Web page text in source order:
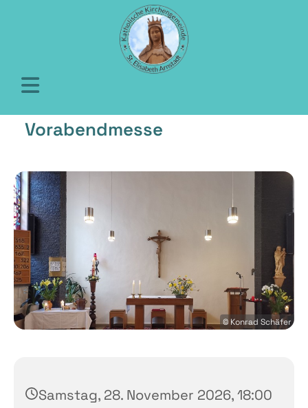
Vorabendmesse
© Konrad Schäfer
Samstag, 28. November 2026, 18:00